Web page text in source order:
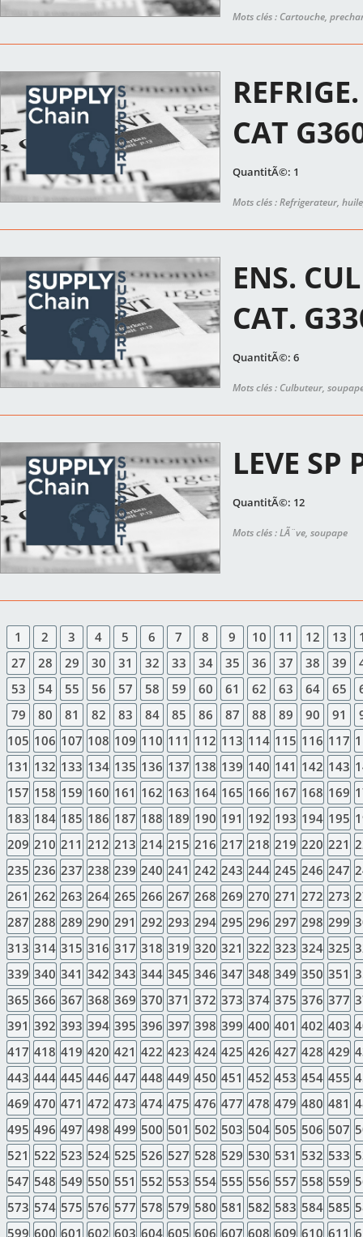
Mots clés : Cartouche,
CAT
QuantitÃ©: 1
Mots clés : Refrigerateur,
ENS.
CAT.
QuantitÃ©: 6
Mots clés : Culbuteur,
LEVE SP
QuantitÃ©: 12
Mots clés : LÃ¨ve, soupape
1 2 3 4 5 6 7 8 9 10 11 12 13
27
28 29 30 31 32 33 34 35 36 37 38 39
53
54 55 56 57 58 59 60 61 62 63 64 65
79
80 81 82 83 84 85 86 87 88 89 90 91
105 106 107 108 109 110 111 112 113 114 115 116 117
131 132 133 134 135 136 137 138 139 140 141 142 143
157 158 159 160 161 162 163 164 165 166 167 168 169
183 184 185 186 187 188 189 190 191 192 193 194 195
209 210 211 212 213 214 215 216 217 218 219 220 221
235 236 237 238 239 240 241 242 243 244 245 246 247
261 262 263 264 265 266 267 268 269 270 271 272 273
287 288 289 290 291 292 293 294 295 296 297 298 299
313 314 315 316 317 318 319 320 321 322 323 324 325
339 340 341 342 343 344 345 346 347 348 349 350 351
365 366 367 368 369 370 371 372 373 374 375 376 377
391 392 393 394 395 396 397 398 399 400 401 402 403
417 418 419 420 421 422 423 424 425 426 427 428 429
443 444 445 446 447 448 449 450 451 452 453 454 455
469 470 471 472 473 474 475 476 477 478 479 480 481
495 496 497 498 499 500 501 502 503 504 505 506 507
521 522 523 524 525 526 527 528 529 530 531 532 533
547 548 549 550 551 552 553 554 555 556 557 558 559
573 574 575 576 577 578 579 580 581 582 583 584 585
599 600 601 602 603 604 605 606 607 608 609 610 611